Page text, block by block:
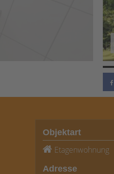
Objektart
Etagenwohnung
Adresse